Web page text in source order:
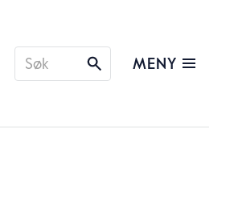
Søk
etter
MENY